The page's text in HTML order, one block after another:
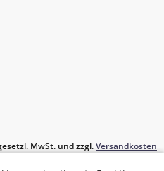
MwSt. und zzgl.Versandkosten